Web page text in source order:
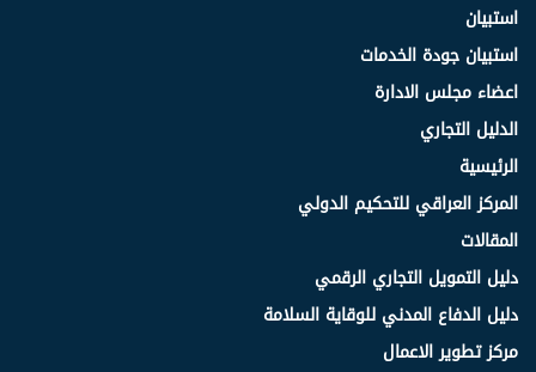
استبيان
استبيان جودة الخدمات
اعضاء مجلس الادارة
الدليل التجاري
الرئيسية
المركز العراقي للتحكيم الدولي
المقالات
دليل التمويل التجاري الرقمي
دليل الدفاع المدني للوقاية السلامة
مركز تطوير الاعمال